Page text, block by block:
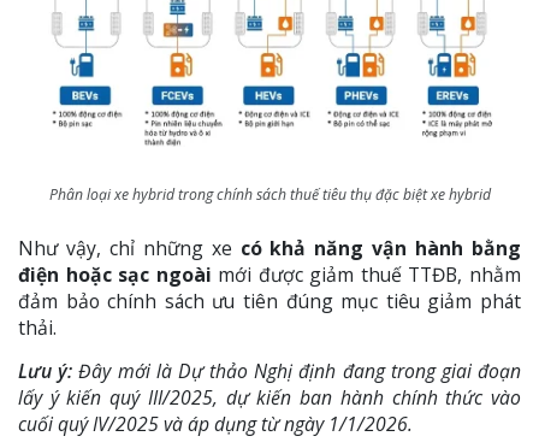
Phân loại xe hybrid trong chính sách thuế tiêu thụ đặc biệt xe hybrid
Như vậy, chỉ những xe có khả năng vận hành bằng
điện hoặc sạc ngoài mới được giảm thuế TTĐB, nhằm
đảm bảo chính sách ưu tiên đúng mục tiêu giảm phát
thải.
Lưu ý: Đây mới là Dự thảo Nghị định đang trong giai đoạn
lấy ý kiến quý III/2025, dự kiến ban hành chính thức vào
cuối quý IV/2025 và áp dụng từ ngày 1/1/2026.